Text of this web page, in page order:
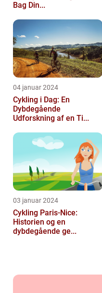
Bag Din...
04 januar 2024
Cykling i Dag: En
Dybdegående
Udforskning af en Ti...
03 januar 2024
Cykling Paris-Nice:
Historien og en
dybdegående ge...